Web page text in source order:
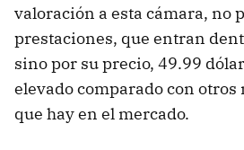
valoración a esta cámara, no
prestaciones, que entran
sino por su precio, 49.99
elevado comparado con
que hay en el mercado.